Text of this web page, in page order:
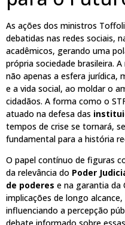
As ações dos ministros
debatidas nas redes sociais,
acadêmicos, gerando uma
própria sociedade brasileira.
não apenas a esfera jurídica,
e a vida social, ao moldar o
cidadãos. A forma como o
atuado na defesa das
tempos de crise se tornará,
fundamental para a história
O papel contínuo de figuras
da relevância do Poder
de poderes e na garantia da
implicações de longo
influenciando a percepção